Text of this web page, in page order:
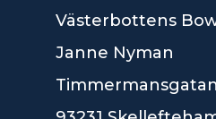
Västerbottens
Janne Nyman
Timmermansgatan